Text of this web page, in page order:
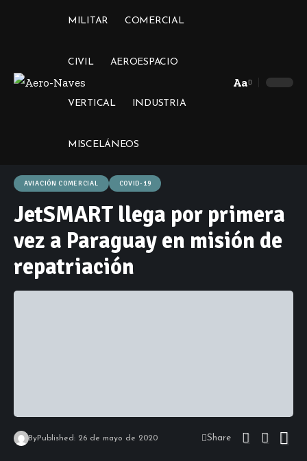
MILITAR COMERCIAL
CIVIL AEROESPACIO
VERTICAL INDUSTRIA
MISCELÁNEOS
Font
Aa
AVIACIÓN COMERCIAL COVID-19
JetSMART llega por primera
vez a Paraguay en misión de
repatriación
ByPublished: 26 de mayo de 2020 Share